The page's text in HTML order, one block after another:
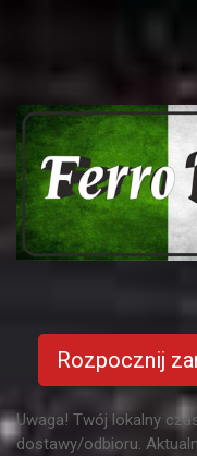
Rozpocznij
Uwaga! Twój lokalny
dostawy/odbioru.